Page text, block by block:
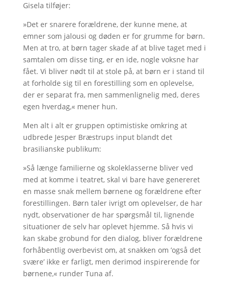
Gisela tilføjer:
»Det er snarere forældrene, der kunne mene, at
emner som jalousi og døden er for grumme for børn.
Men at tro, at børn tager skade af at blive taget med i
samtalen om disse ting, er en ide, nogle voksne har
fået. Vi bliver nødt til at stole på, at børn er i stand til
at forholde sig til en forestilling som en oplevelse,
der er separat fra, men sammenlignelig med, deres
egen hverdag,« mener hun.
Men alt i alt er gruppen optimistiske omkring at
udbrede Jesper Bræstrups input blandt det
brasilianske publikum:
»Så længe familierne og skoleklasserne bliver ved
med at komme i teatret, skal vi bare have genereret
en masse snak mellem børnene og forældrene efter
forestillingen. Børn taler ivrigt om oplevelser, de har
nydt, observationer de har spørgsmål til, lignende
situationer de selv har oplevet hjemme. Så hvis vi
kan skabe grobund for den dialog, bliver forældrene
forhåbentlig overbevist om, at snakken om ’også det
svære’ ikke er farligt, men derimod inspirerende for
børnene,« runder Tuna af.